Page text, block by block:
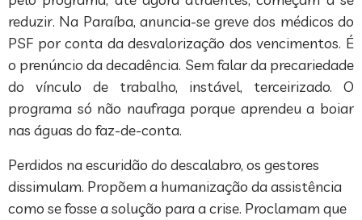
reduzir. Na Paraíba, anuncia-se greve dos médicos do
PSF por conta da desvalorização dos vencimentos. É
o prenúncio da decadência. Sem falar da precariedade
do vínculo de trabalho, instável, terceirizado. O
programa só não naufraga porque aprendeu a boiar
nas águas do faz-de-conta.
Perdidos na escuridão do descalabro, os gestores
dissimulam. Propõem a humanização da assistência
como se fosse a solução para a crise. Proclamam que